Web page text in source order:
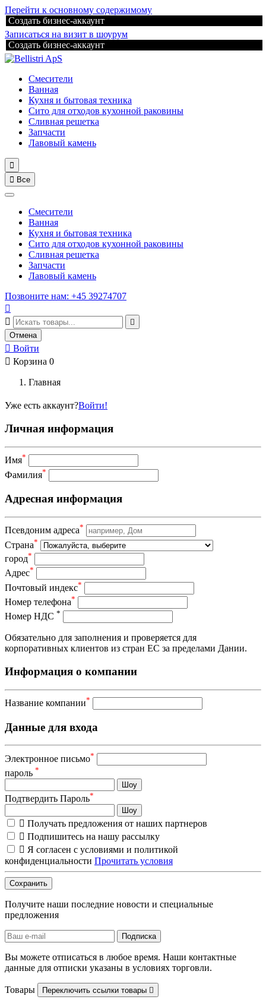
Перейти к основному содержимому
Создать бизнес-аккаунт
Записаться на визит в шоурум
Создать бизнес-аккаунт
Смесители
Ванная
Кухня и бытовая техника
Сито для отходов кухонной раковины
Сливная решетка
Запчасти
Лавовый камень

 Все
Смесители
Ванная
Кухня и бытовая техника
Сито для отходов кухонной раковины
Сливная решетка
Запчасти
Лавовый камень
Позвоните нам: +45 39274707



Отмена
 Войти
 Корзина 0
Главная
Уже есть аккаунт?Войти!
Личная информация
Имя*
Фамилия*
Адресная информация
Псевдоним адреса*
Страна*
город*
Адрес*
Почтовый индекс*
Номер телефона*
Номер НДС *
Обязательно для заполнения и проверяется для
корпоративных клиентов из стран ЕС за пределами Дании.
Информация о компании
Название компании*
Данные для входа
Электронное письмо*
пароль *
Шоу
Подтвердить Пароль*
Шоу
 Получать предложения от наших партнеров
 Подпишитесь на нашу рассылку
 Я согласен с условиями и политикой
конфиденциальности Прочитать условия
Сохранить
Получите наши последние новости и специальные
предложения
Вы можете отписаться в любое время. Наши контактные
данные для отписки указаны в условиях торговли.
Товары Переключить ссылки товары 